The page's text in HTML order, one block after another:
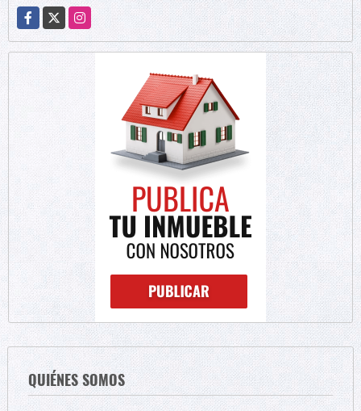
Facebook
X Instagram
QUIÉNES SOMOS